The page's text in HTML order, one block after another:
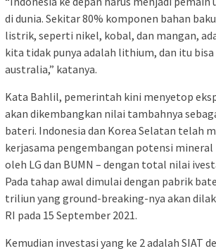
di dunia. Sekitar 80% komponen bahan
listrik, seperti nikel, kobal, dan mangan,
kita tidak punya adalah lithium, dan itu
australia,” katanya.
Kata Bahlil, pemerintah kini menyetop
akan dikembangkan nilai tambahnya
bateri. Indonesia dan Korea Selatan telah
kerjasama pengembangan potensi mineral
oleh LG dan BUMN – dengan total nilai
Pada tahap awal dimulai dengan pabrik
triliun yang ground-breaking-nya akan
RI pada 15 September 2021.
Kemudian investasi yang ke 2 adalah SIAT